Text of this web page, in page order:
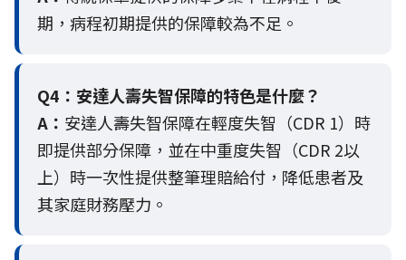
期，病程初期提供的保障較為不足。
Q4： 安達人壽失智保障的特色是什麼？
A： 安達人壽失智保障在輕度失智（CDR 1）時
即提供部分保障，並在中重度失智（CDR 2以
上）時一次性提供整筆理賠給付，降低患者及
其家庭財務壓力。